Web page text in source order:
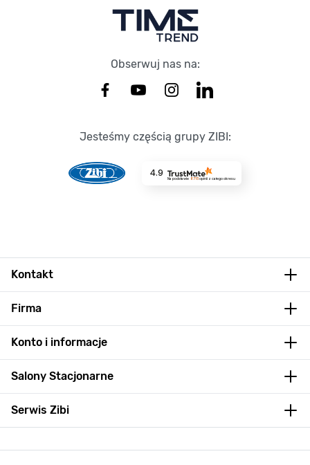
Obserwuj nas na:
Jesteśmy częścią grupy ZIBI:
4.9
Na podstawie 8715opinii z całego okresu
Kontakt
Firma
Konto i informacje
Salony Stacjonarne
Serwis Zibi